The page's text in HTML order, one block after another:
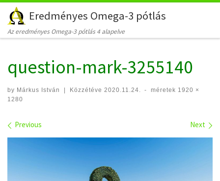
Skip to content
Eredményes Omega-3 pótlás
Az eredményes Omega-3 pótlás 4 alapelve
question-mark-3255140
by Márkus István Közzétéve 2020.11.24. - méretek 1920 ×
1280
Images navigation
Previous Next